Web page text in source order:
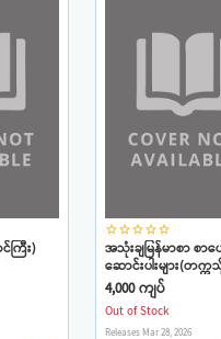
ကြီး)
star_borderstar_borderstar_borderstar_borderstar_border
အသုံးချမြန်မာစာ စာပ
ဆောင်းပါးများ(တက္
မောင်မောင်ကြီး) (old
4,000 ကျပ်
Out of Stock
Releases Mar 28, 2026